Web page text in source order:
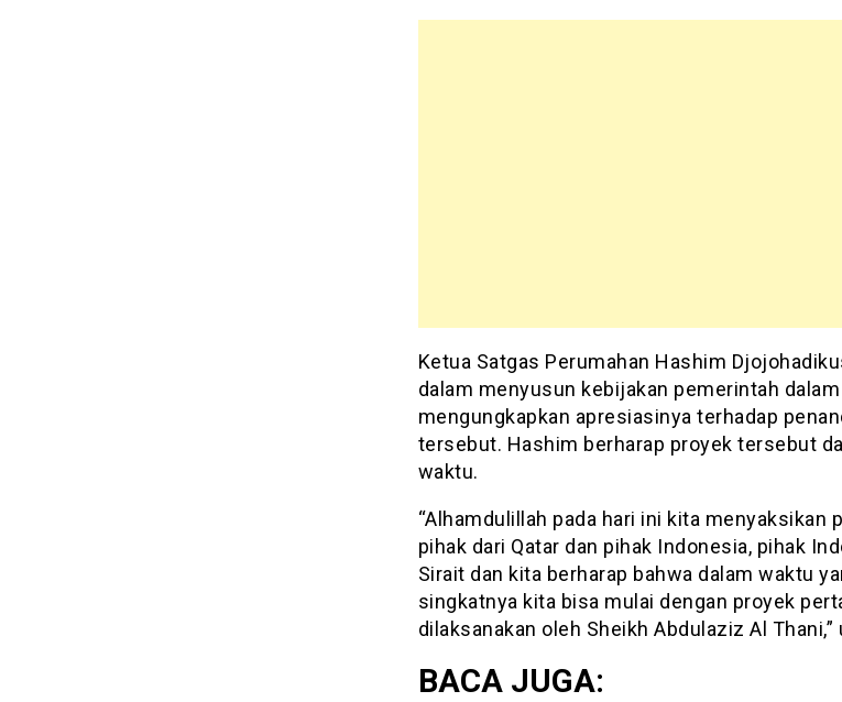
Ketua Satgas Perumahan Hashim
dalam menyusun kebijakan pemerintah
mengungkapkan apresiasinya terhadap
tersebut. Hashim berharap proyek tersebut
waktu.
“Alhamdulillah pada hari ini kita menyaksikan
pihak dari Qatar dan pihak Indonesia, pihak
Sirait dan kita berharap bahwa dalam waktu
singkatnya kita bisa mulai dengan proyek
dilaksanakan oleh Sheikh Abdulaziz Al Thani,”
BACA JUGA: